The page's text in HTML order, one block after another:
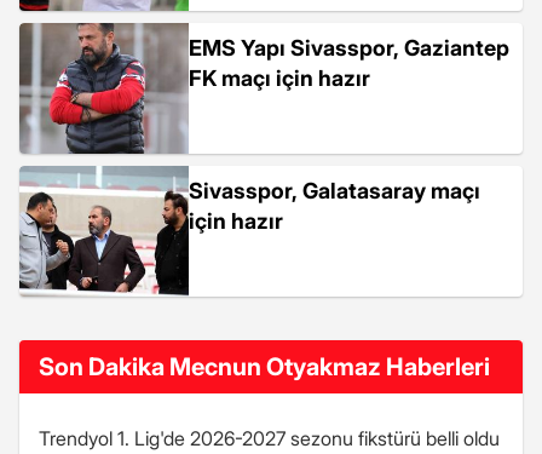
EMS Yapı Sivasspor, Gaziantep
FK maçı için hazır
Sivasspor, Galatasaray maçı
için hazır
Son Dakika Mecnun Otyakmaz Haberleri
Trendyol 1. Lig'de 2026-2027 sezonu fikstürü belli oldu